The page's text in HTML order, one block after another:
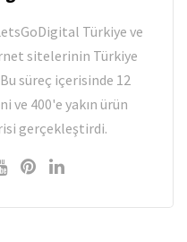
Türkiye ve
sitelerinin Türkiye
süreç içerisinde 12
ve 400'e yakın ürün
gerçekleştirdi.